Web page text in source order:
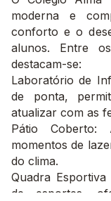
moderna e
conforto e o
alunos. Entre
destacam-se:
Laboratório de
de ponta,
atualizar com as
Pátio
momentos de
do clima.
Quadra
de esportes,